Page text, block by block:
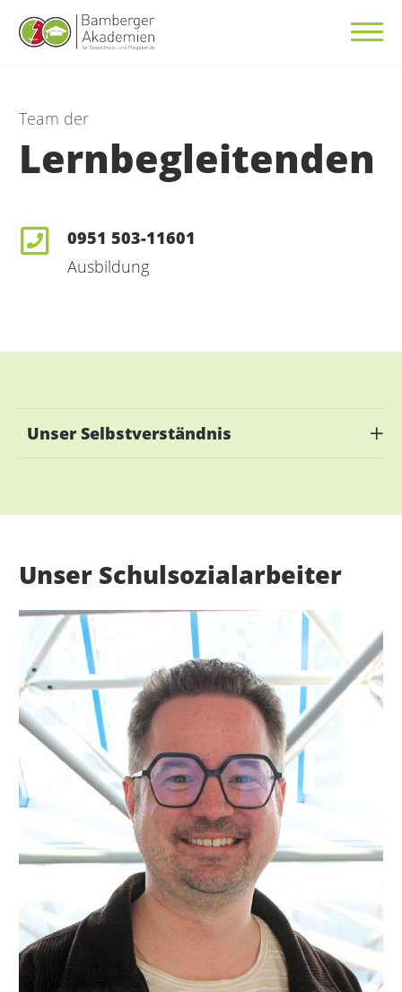
Team der
Lernbegleitenden
0951 503-11601
Ausbildung
Unser Selbstverständnis
Unser Schulsozialarbeiter